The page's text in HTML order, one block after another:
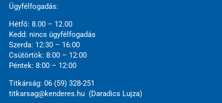
Ügyfélfogadás:
Hétfő: 8.00 – 12.00
Kedd: nincs ügyfélfogadás
Szerda: 12:30 – 16:00
Csütörtök: 8:00 – 12:00
Péntek: 8:00 – 12:00
Titkárság: 06 (59) 328-251
titkarsag@kenderes.hu (Daradics Lujza)